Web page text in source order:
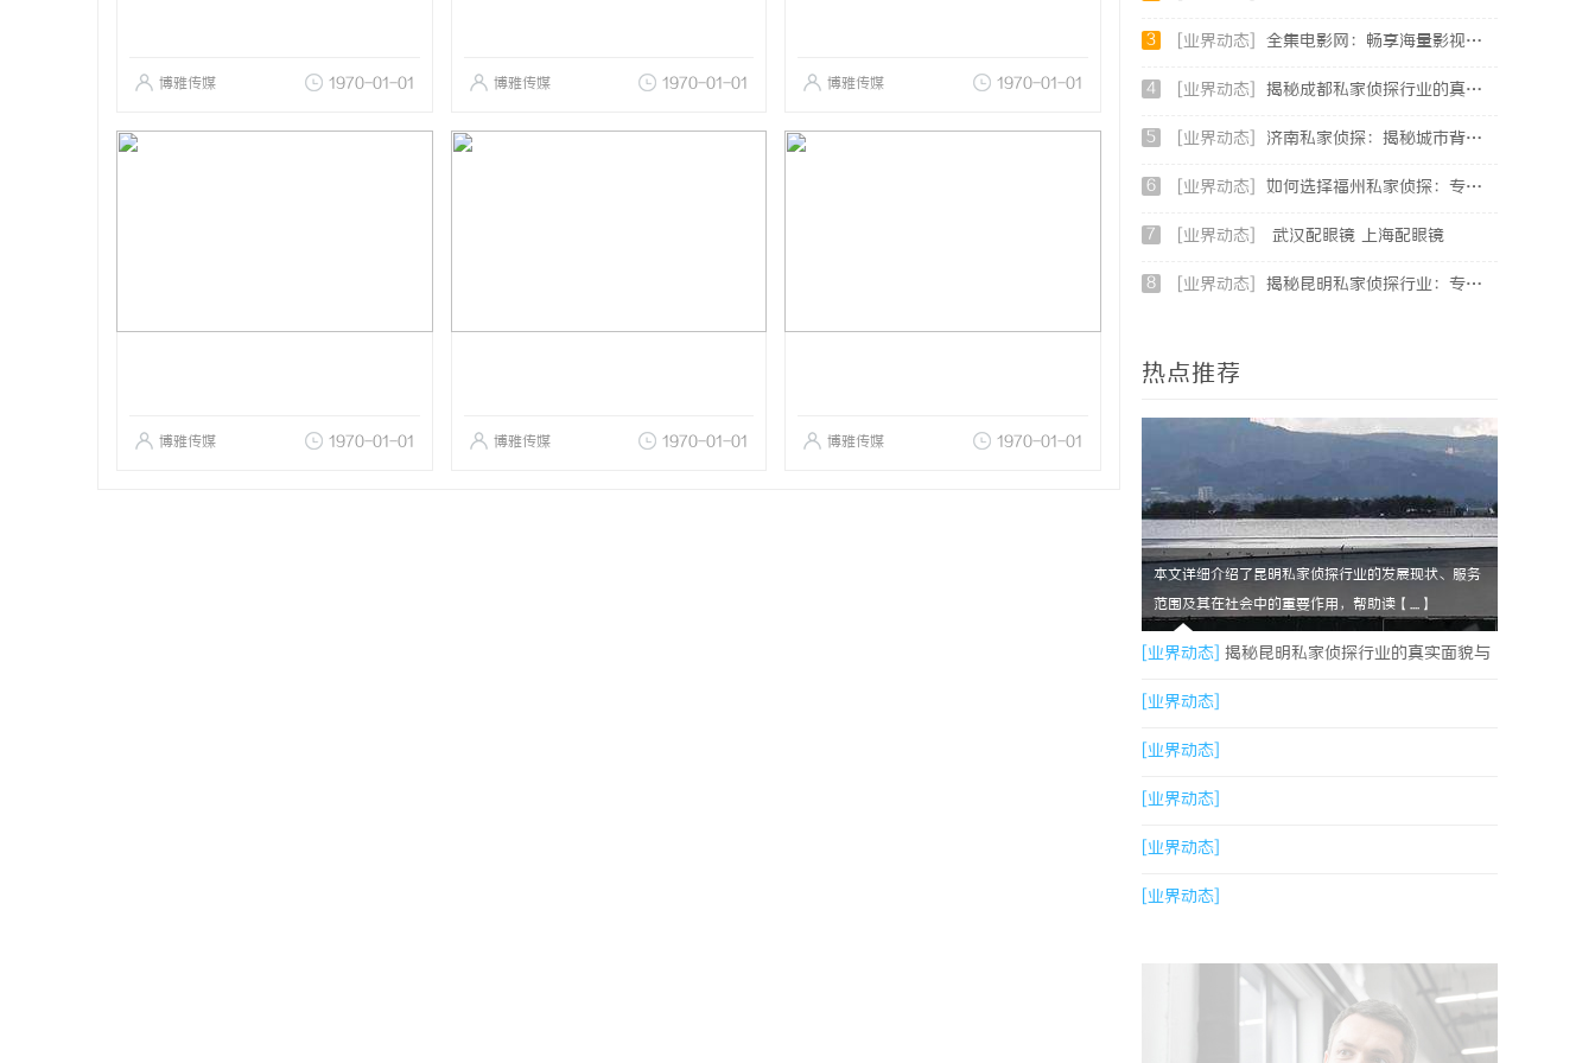
博雅传媒 1970-01-01 博雅传媒 1970-01-01 博雅传媒 1970-01-01
博雅传媒 1970-01-01 博雅传媒 1970-01-01 博雅传媒 1970-01-01
3 [业界动态] 全集电影网：畅享海量影视资源的理想平台
4 [业界动态] 揭秘成都私家侦探行业的真实面貌与专业服务
5 [业界动态] 济南私家侦探：揭秘城市背后的专业侦查力量
6 [业界动态] 如何选择福州私家侦探：专业服务与实用指南详解
7 [业界动态] 武汉配眼镜 上海配眼镜
8 [业界动态] 揭秘昆明私家侦探行业：专业服务与实际案例分析
热点推荐
本文详细介绍了昆明私家侦探行业的发展现状、服务
范围及其在社会中的重要作用，帮助读【....】
[业界动态] 揭秘昆明私家侦探行业的真实面貌与
服务价值
[业界动态]
[业界动态]
[业界动态]
[业界动态]
[业界动态]